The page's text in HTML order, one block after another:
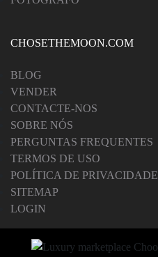
CHOSETHEMOON.COM
BLOG
VENDER
CONTACTE-NOS
SOBRE NÓS
PERGUNTAS FREQUENTES
TERMOS DE USO
POLÍTICA DE PRIVACIDADE
SITEMAP
LOGIN